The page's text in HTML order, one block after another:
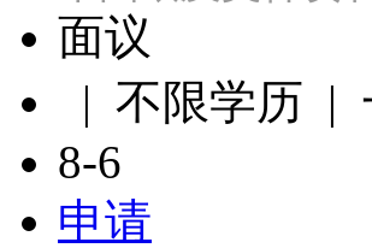
面议
| 不限学历 |
8-6
申请